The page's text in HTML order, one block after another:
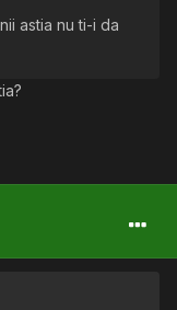
astia nu ti-i da